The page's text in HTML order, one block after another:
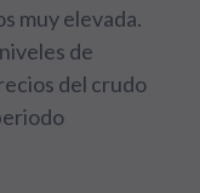
muy elevada.
de
del crudo